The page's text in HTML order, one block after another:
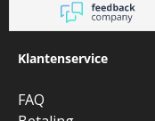
Klantenservice
FAQ